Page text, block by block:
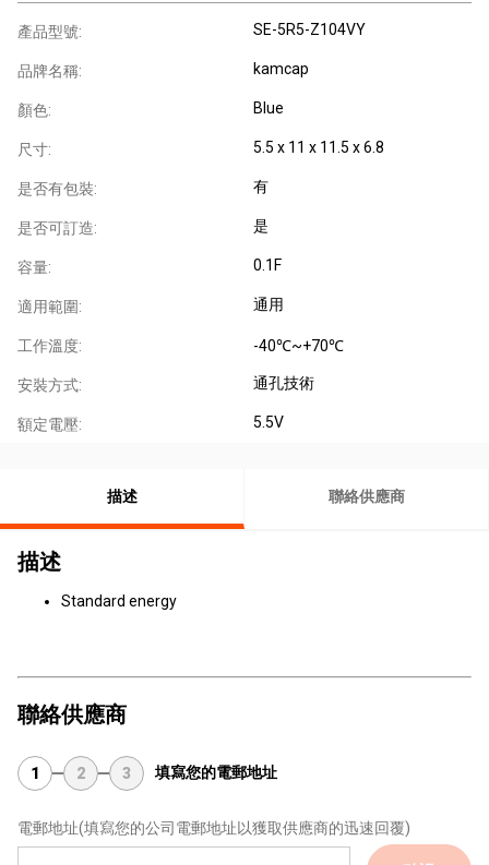
產品型號: SE-5R5-Z104VY
品牌名稱: kamcap
顏色: Blue
尺寸: 5.5 x 11 x 11.5 x 6.8
是否有包裝: 有
是否可訂造: 是
容量: 0.1F
適用範圍: 通用
工作溫度: -40℃~+70℃
安裝方式: 通孔技術
額定電壓: 5.5V
描述 聯絡供應商
描述
Standard energy
聯絡供應商
1 2 3 填寫您的電郵地址
電郵地址(填寫您的公司電郵地址以獲取供應商的迅速回覆)